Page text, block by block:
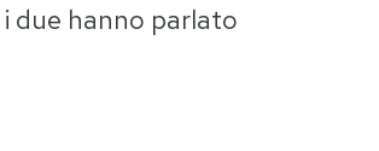
due hanno parlato